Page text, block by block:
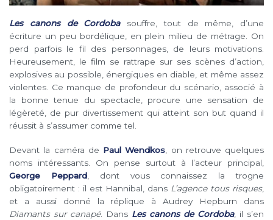
Les canons de Cordobasouffre, tout de même, d’une
écriture un peu bordélique, en plein milieu de métrage. On
perd parfois le fil des personnages, de leurs motivations.
Heureusement, le film se rattrape sur ses scènes d’action,
explosives au possible, énergiques en diable, et même assez
violentes. Ce manque de profondeur du scénario, associé à
la bonne tenue du spectacle, procure une sensation de
légèreté, de pur divertissement qui atteint son but quand il
réussit à s’assumer comme tel.
Devant la caméra de Paul Wendkos , on retrouve quelques
noms intéressants. On pense surtout à l’acteur principal,
George Peppard, dont vous connaissez la trogne
obligatoirement : il est Hannibal, dans L’agence tous risques,
et a aussi donné la réplique à Audrey Hepburn dans
Diamants sur canapé. Dans Les canons de Cordoba, il s’en